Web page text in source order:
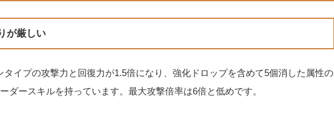
が厳しい
タイプの攻撃力と回復力が1.5倍になり、強化ドロップを含めて5個消した属性の
ダースキルを持っています。最大攻撃倍率は6倍と低めです。